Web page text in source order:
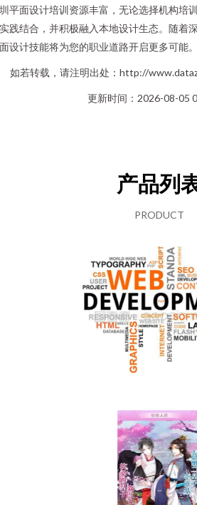
平面设计培训资源丰富，无论选择机构培
践结合，并积极融入本地设计生态。随着
设计技能将为您的职业道路开启更多可能。
如若转载，请注明出处：http://
更新时间：2026-08-05
产品列
PRODUCT